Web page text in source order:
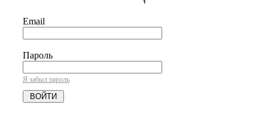
Email
Пароль
Я забыл пароль